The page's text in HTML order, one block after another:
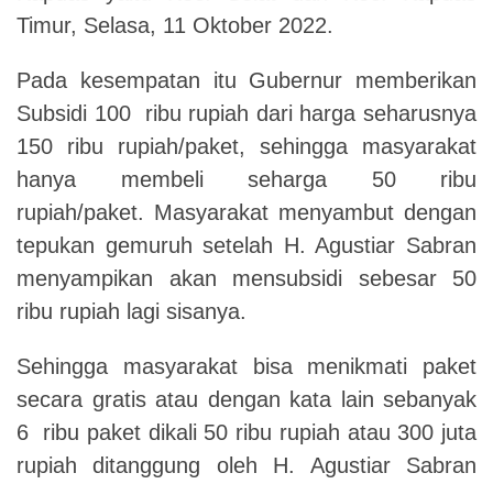
Timur, Selasa, 11 Oktober 2022.
Pada kesempatan itu Gubernur memberikan
Subsidi 100 ribu rupiah dari harga seharusnya
150 ribu rupiah/paket, sehingga masyarakat
hanya membeli seharga 50 ribu
rupiah/paket. Masyarakat menyambut dengan
tepukan gemuruh setelah H. Agustiar Sabran
menyampikan akan mensubsidi sebesar 50
ribu rupiah lagi sisanya.
Sehingga masyarakat bisa menikmati paket
secara gratis atau dengan kata lain sebanyak
6 ribu paket dikali 50 ribu rupiah atau 300 juta
rupiah ditanggung oleh H. Agustiar Sabran